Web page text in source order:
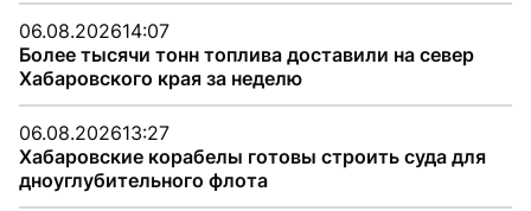
06.08.202614:07
Более тысячи тонн топлива доставили на север
Хабаровского края за неделю
06.08.202613:27
Хабаровские корабелы готовы строить суда для
дноуглубительного флота